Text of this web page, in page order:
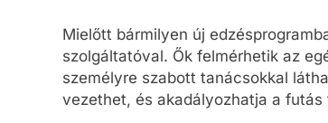
Mielőtt bármilyen új
szolgáltatóval. Ők felmérhetik az
személyre szabott tanácsokkal
vezethet, és akadályozhatja a futás